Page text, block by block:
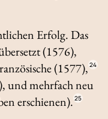
Erfolg. Das
(1576),
(1577), 24
und mehrfach neu
erschienen). 25